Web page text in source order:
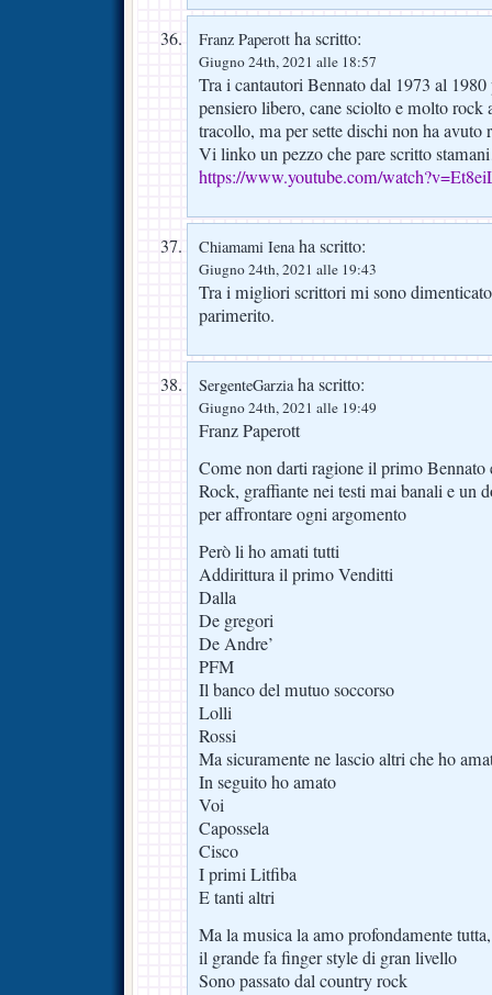
Franz Paperott ha scritto:
Giugno 24th, 2021 alle 18:57
Tra i cantautori Bennato dal 1973 al
pensiero libero, cane sciolto e molto rock
tracollo, ma per sette dischi non ha
Vi linko un pezzo che pare scritto
https://www.youtube.com/
Chiamami Ienaha scritto:
Giugno 24th, 2021 alle 19:43
Tra i migliori scrittori mi sono
parimerito.
SergenteGarziaha scritto:
Giugno 24th, 2021 alle 19:49
Franz Paperott
Come non darti ragione il primo Bennato
Rock, graffiante nei testi mai banali e un
per affrontare ogni argomento
Però li ho amati tutti
Addirittura il primo Venditti
Dalla
De gregori
De Andre’
PFM
Il banco del mutuo soccorso
Lolli
Rossi
Ma sicuramente ne lascio altri che ho
In seguito ho amato
Voi
Capossela
Cisco
I primi Litfiba
E tanti altri
Ma la musica la amo profondamente
il grande fa finger style di gran livello
Sono passato dal country rock